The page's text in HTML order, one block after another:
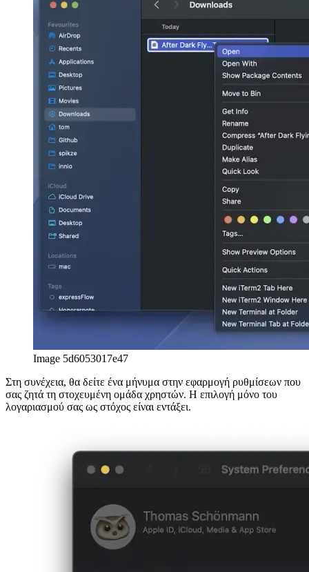
εγκατάσταση κώδικα που δεν προέρχεται από αξιόπιστο
Image 5d6053017e47
λογαριασμού σας ως στόχος είναι εντάξει.